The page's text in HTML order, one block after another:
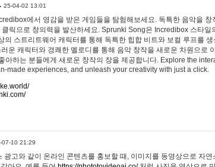
25-04-02 13:01
에서 영감을 받은 게임들을 탐험해보세요. 독특한 음악을
클릭으로 창의력을 발산하세요. Sprunki Song은 Incredibox 스타
의 스트리트웨어 캐릭터를 통해 독특한 힙합 비트와 보컬 루프를
운 캐릭터와 경쾌한 멜로디를 통해 음악 창작을 새로운 차원으로
아하는 분들에게 새로운 창작의 장을 제공합니다. Explore the
made experiences, and unleash your creativity with just a click.
07-10 21:29
광고와 같이 온라인 콘텐츠를 홍보할 때, 이미지를 동영상으로 자